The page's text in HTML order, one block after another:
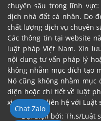
chuyên sâu trong lĩnh
dịch nhà đất cá nhân. Do
chất lượng dịch vụ chuyên
Các thông tin tại website
luật pháp Việt Nam. Xin
nội dung tư vấn pháp lý
không nhằm mục đích tạo
Nó cũng không nhằm
diện hoặc chi tiết về luật
xin vui lòng liên hệ với Luật
Đại diện bởi: Th.s/Luật
Chat Zalo